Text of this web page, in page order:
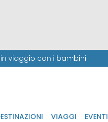
in viaggio con i bambini
VIAGGI EVENTI